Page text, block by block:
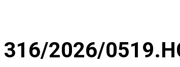
316/2026/